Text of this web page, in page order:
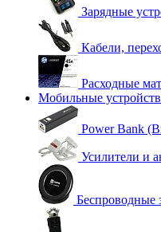
Зарядные
Кабели,
Расходные
Мобильные
Power Bank
Усилители и
Беспроводные